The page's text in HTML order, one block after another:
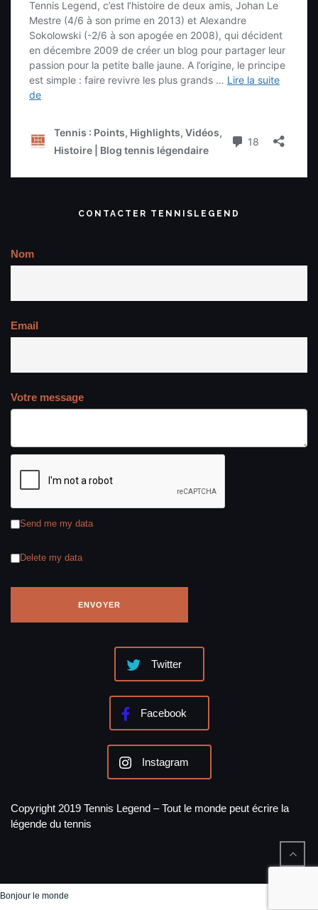
CONTACTER TENNISLEGEND
Nom
Email
Votre message
Send me my data
Delete my data
Twitter
Facebook
Instagram
Copyright 2019 Tennis Legend – Tout le monde peut écrire la
légende du tennis
Bonjour le monde